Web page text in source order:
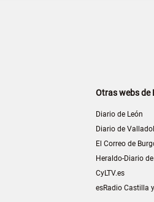
Otras webs de
Diario de León
Diario de
El Correo de
Heraldo-Diario
CyLTV.es
esRadio Castilla